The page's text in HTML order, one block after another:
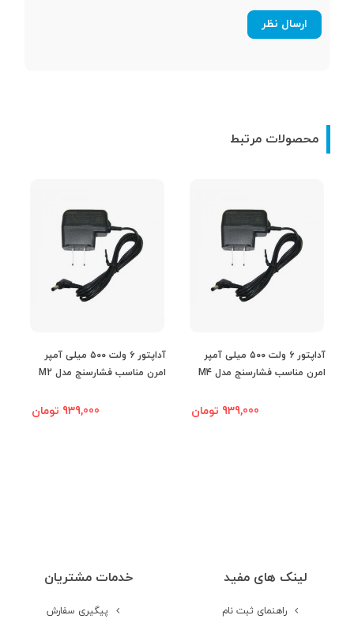
محصولات مرتبط
آداپتور ۶ ولت ۵۰۰ میلی آمپر
امرن مناسب فشارسنج مدل M4
939,000 تومان
آداپتور ۶ ولت ۵۰۰ میلی آمپر
امرن مناسب فشارسنج مدل M2
939,000 تومان
لینک های مفید
راهنمای ثبت نام
خدمات مشتریان
پیگیری سفارش